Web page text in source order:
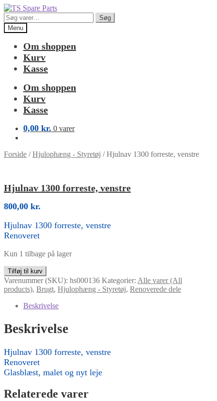
Spring
til
navigation
Spring
til
indhold
Søg
efter:
Søg
Menu
Om shoppen
Kurv
Kasse
Om shoppen
Kurv
Kasse
0,00 kr. 0 varer
Forside /Hjulophæng - Styretøj /Hjulnav 1300 forreste, venstre
Hjulnav 1300 forreste, venstre
800,00 kr.
Hjulnav 1300 forreste, venstre
Renoveret
Kun 1 tilbage på lager
Hjulnav
1300
forreste,
venstre
antal
Tilføj til kurv
Varenummer (SKU): hs000136 Kategorier: Alle varer (All
products), Brugt, Hjulophæng - Styretøj, Renoverede dele
Beskrivelse
Beskrivelse
Hjulnav 1300 forreste, venstre
Renoveret
Glasblæst, malet og nyt leje
Relaterede varer